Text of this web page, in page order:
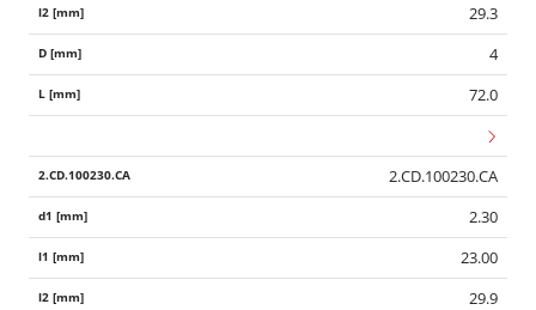
29.3
4
72.0
2.CD.100230.CA
2.30
23.00
29.9